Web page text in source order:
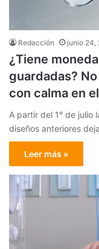
Redacción junio 24,
¿Tiene
guardadas?
con calma en
A partir del 1° de
diseños anteriores
Leer más »